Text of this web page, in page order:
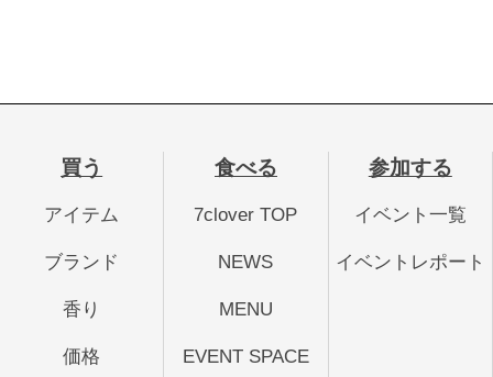
買う
アイテム
ブランド
香り
価格
食べる
7clover TOP
NEWS
MENU
EVENT SPACE
参加する
イベント一覧
イベントレポート